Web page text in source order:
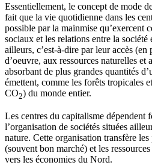
Essentiellement, le concept de mode
fait que la vie quotidienne dans les
possible par la mainmise qu’exercent
sociaux et les relations entre la
ailleurs, c’est-à-dire par leur accès
d’oeuvre, aux ressources naturelles et
absorbant de plus grandes quantités
émettent, comme les forêts tropicales
CO2) du monde entier.
Les centres du capitalisme dépendent
l’organisation de sociétés situées
nature. Cette organisation transfère
(souvent bon marché) et les
vers les économies du Nord.